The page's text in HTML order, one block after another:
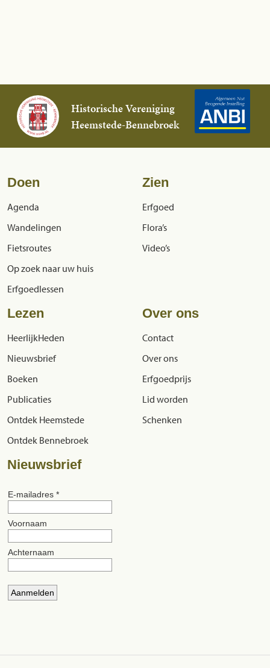
Historische Vereniging
Heemstede-Bennebroek
Doen
Agenda
Wandelingen
Fietsroutes
Op zoek naar uw huis
Erfgoedlessen
Zien
Erfgoed
Flora’s
Video’s
Lezen
HeerlijkHeden
Nieuwsbrief
Boeken
Publicaties
Ontdek Heemstede
Ontdek Bennebroek
Over ons
Contact
Over ons
Erfgoedprijs
Lid worden
Schenken
Nieuwsbrief